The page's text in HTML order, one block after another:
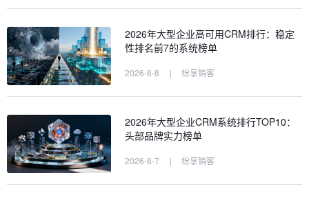
2026年大型企业高可用CRM排行：稳定
性排名前7的系统榜单
2026-8-8 | 纷享销客
2026年大型企业CRM系统排行TOP10：
头部品牌实力榜单
2026-8-7 | 纷享销客